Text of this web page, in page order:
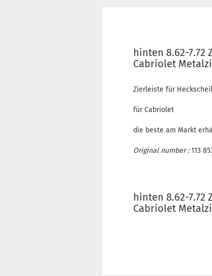
hinten 8.62-7.72
Cabriolet
Zierleiste für
für Cabriolet
die beste am Markt
Original number :113
hinten 8.62-7.72
Cabriolet